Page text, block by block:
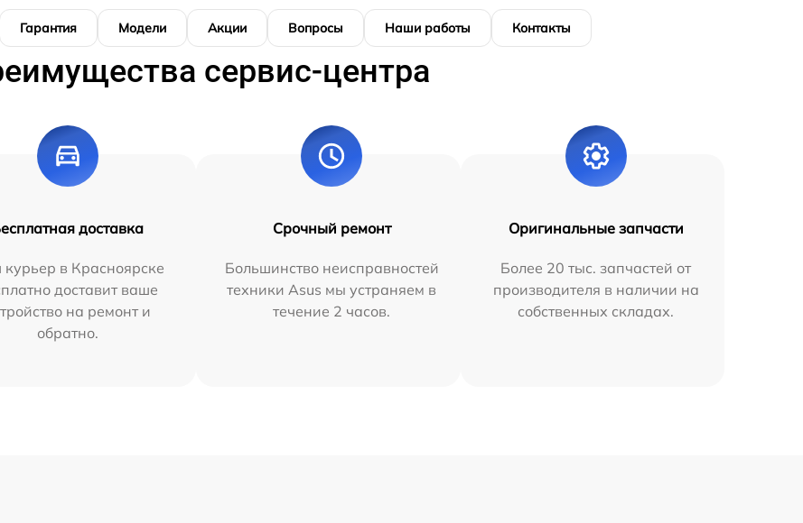
Гарантия Модели Акции Вопросы Наши работы Контакты
сервис-центра
доставка
в Красноярске
доставит ваше
на ремонт и
обратно.
Срочный ремонт
Большинство неисправностей
техники Asus мы устраняем в
течение 2 часов.
Оригинальные запчасти
Более 20 тыс. запчастей от
производителя в наличии на
собственных складах.